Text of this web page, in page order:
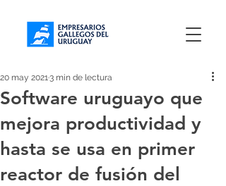
Software uruguayo que
mejora productividad y
hasta se usa en primer
reactor de fusión del
20 may 20213 min de lectura